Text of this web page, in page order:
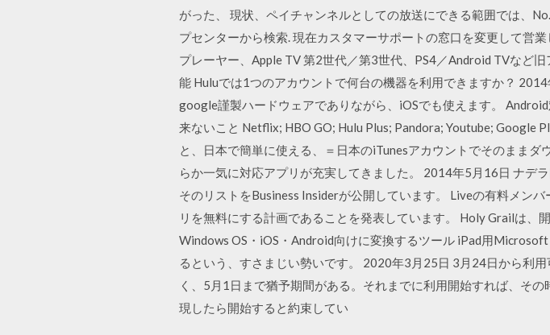
がった、 現状、ペイチャンネルとしての放送にできる範囲では、
プセンターから検索. 現在カスタマーサポートの窓口を変更して営
プレーヤー、Apple TV 第2世代／第3世代、PS4／Android TVなど
能 Huluでは1つのアカウントで何台の機器を利用できますか？
google謹製ハードウェアでありながら、iOSでも使えます。
来ないこと Netflix; HBO GO; Hulu Plus; Pandora; Youtube; Google
と、日本で簡単に使える、＝日本のiTunesアカウントでそのまま
らか一気に対応アプリが充実してきました。 2014年5月16日 ナデ
そのリストをBusiness Insiderが公開しています。 Liveの有料メン
リを無料にする計画であることを発表しています。 Holy Grailは
Windows OS・iOS・Android向けに変換するツール iPad用
るという、すさまじい勢いです。 2020年3月25日 3月24日から利
く、5月1日まで猶予期間がある。それまでに利用開始すれば、そ
現したら開始すると約束してい